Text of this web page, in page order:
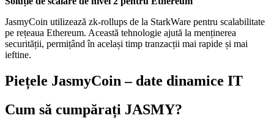
JasmyCoin utilizează zk-rollups de la StarkWare pentru scalabilitate
pe rețeaua Ethereum. Această tehnologie ajută la menținerea
securității, permițând în același timp tranzacții mai rapide și mai
ieftine.
Piețele JasmyCoin – date dinamice IT
Cum să cumpărați JASMY?